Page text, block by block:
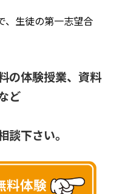
、生徒の第一志望合
の体験授業、資料
ど
談下さい。